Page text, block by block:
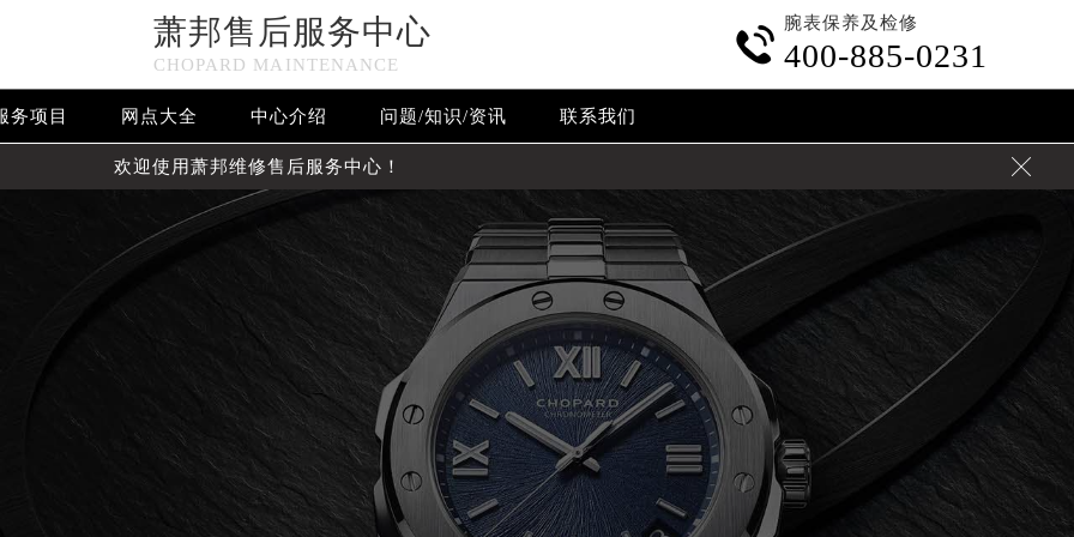
萧邦售后服务中心
CHOPARD MAINTENANCE

腕表保养及检修
400-885-0231
务项目 网点大全 中心介绍 问题/知识/资讯 联系我们
欢迎使用萧邦维修售后服务中心！ 